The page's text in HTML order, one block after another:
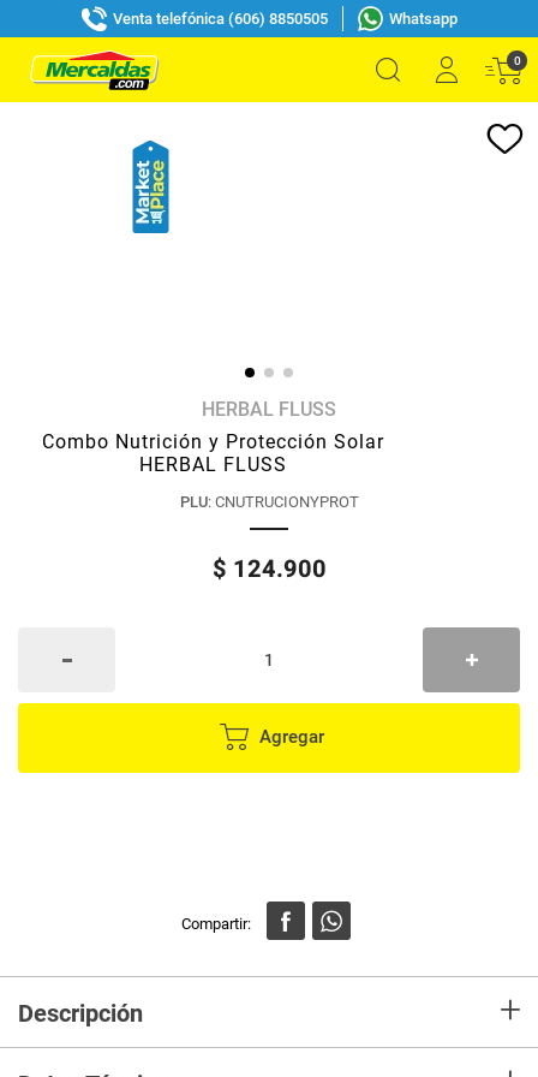
Venta telefónica (606) 8850505 Whatsapp
0
HERBAL FLUSS
Combo Nutrición y Protección Solar
HERBAL FLUSS
PLU: CNUTRUCIONYPROT
$ 124.900
Agregar
Descripción +
Shampoo reparador 500ml , tratamiento reparador 500ml y aceite